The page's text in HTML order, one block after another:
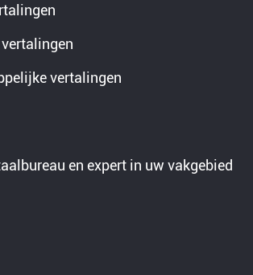
vertalingen
en expert in uw vakgebied